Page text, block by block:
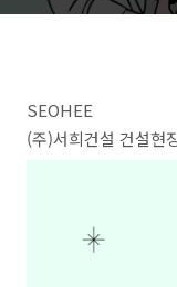
SEOHEE
(주)서희건설 건설현